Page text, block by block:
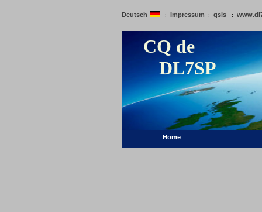
Deutsch : Impressum : qsls :
CQ de
DL7SP
Home